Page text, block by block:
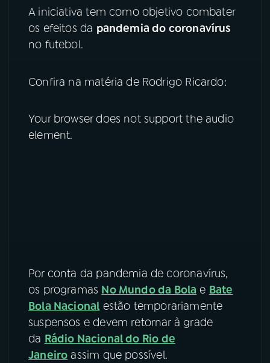
ACOMPANHE A RÁDIO NACIONAL
YouTube Facebook
A iniciativa tem como objetivo combater
os efeitos da pandemia do coronavírus
no futebol.
Confira na matéria de Rodrigo Ricardo:
Your browser does not support the audio
element.
Por conta da pandemia de coronavírus,
os programas No Mundo da Bola e Bate
Bola Nacional estão temporariamente
suspensos e devem retornar à grade
da Rádio Nacional do Rio de
Janeiro assim que possível.